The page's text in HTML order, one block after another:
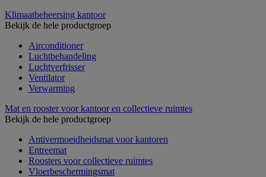
Klimaatbeheersing kantoor
Bekijk de hele productgroep
Airconditioner
Luchtbehandeling
Luchtverfrisser
Ventilator
Verwarming
Mat en rooster voor kantoor en collectieve ruimtes
Bekijk de hele productgroep
Antivermoeidheidsmat voor kantoren
Entreemat
Roosters voor collectieve ruimtes
Vloerbeschermingsmat